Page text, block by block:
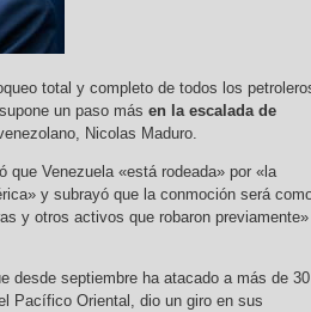
total y completo de todos los
un paso más en la escalada de
Nicolas Maduro.
Venezuela «está rodeada» por «la
y subrayó que la conmoción será
y otros activos que robaron
desde septiembre ha atacado a más de 30
Pacífico Oriental, dio un giro en sus